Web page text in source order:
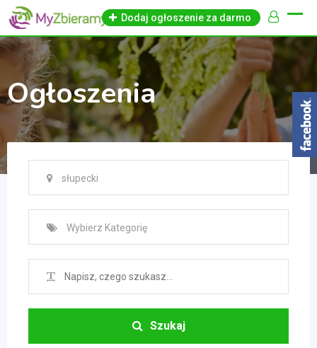
Skip
content
Dodaj ogłoszenie za darmo
Ogłoszenia
słupecki
Wybierz Kategorię
Szukaj